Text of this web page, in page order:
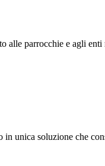
alle parrocchie e agli enti
unica soluzione che